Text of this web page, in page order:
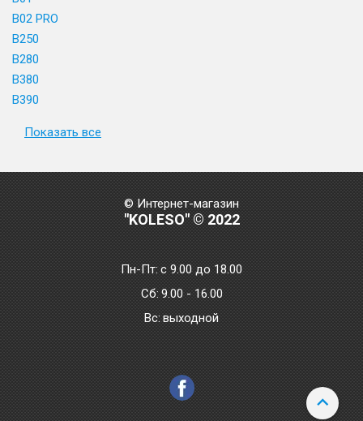
B02 PRO
B250
B280
B380
B390
Показать все
© Интернет-магазин
"KOLESO" © 2022
Пн-Пт:с 9.00 до 18.00
Сб: 9.00 - 16.00
Bc: выходной